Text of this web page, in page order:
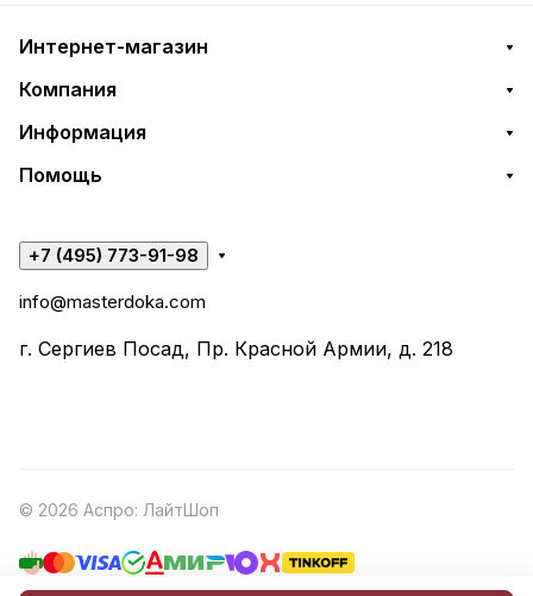
Интернет-магазин
Компания
Информация
Помощь
+7 (495) 773-91-98
info@masterdoka.com
г. Сергиев Посад, Пр. Красной Армии, д. 218
© 2026 Аспро: ЛайтШоп